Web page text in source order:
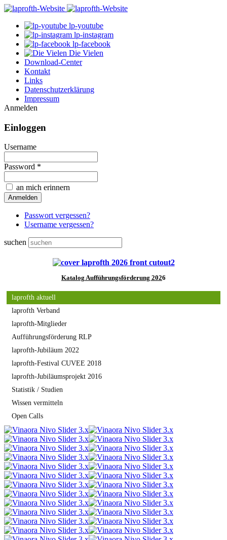
lp-youtube
lp-instagram
lp-facebook
Die Vielen
Download-Center
Kontakt
Links
Datenschutzerklärung
Impressum
Anmelden
Einloggen
Username
Password *
an mich erinnern
Passwort vergessen?
Username vergessen?
suchen
Katalog Aufführungsförderung 2026
laprofth aktuell
laprofth Verband
laprofth-Mitglieder
Aufführungsförderung RLP
laprofth-Jubiläum 2022
laprofth-Festival CUVEE 2018
laprofth-Jubiläumsprojekt 2016
Statistik / Studien
Wissen vermitteln
Open Calls